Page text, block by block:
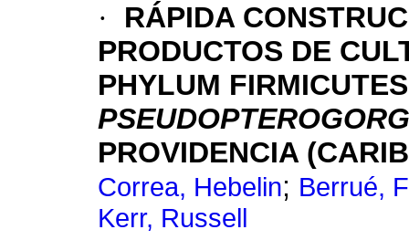
·
RÁPIDA
PRODUCTOS DE
PHYLUM
PROVIDENCIA
Correa, Hebelin; Berrué,
Kerr, Russell